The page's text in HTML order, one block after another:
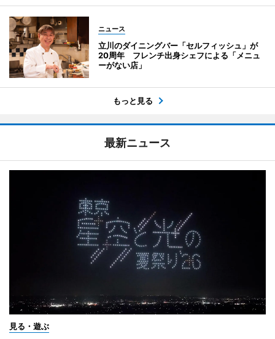
ニュース
立川のダイニングバー「セルフィッシュ」が
20周年 フレンチ出身シェフによる「メニュ
ーがない店」
もっと見る
最新ニュース
見る・遊ぶ